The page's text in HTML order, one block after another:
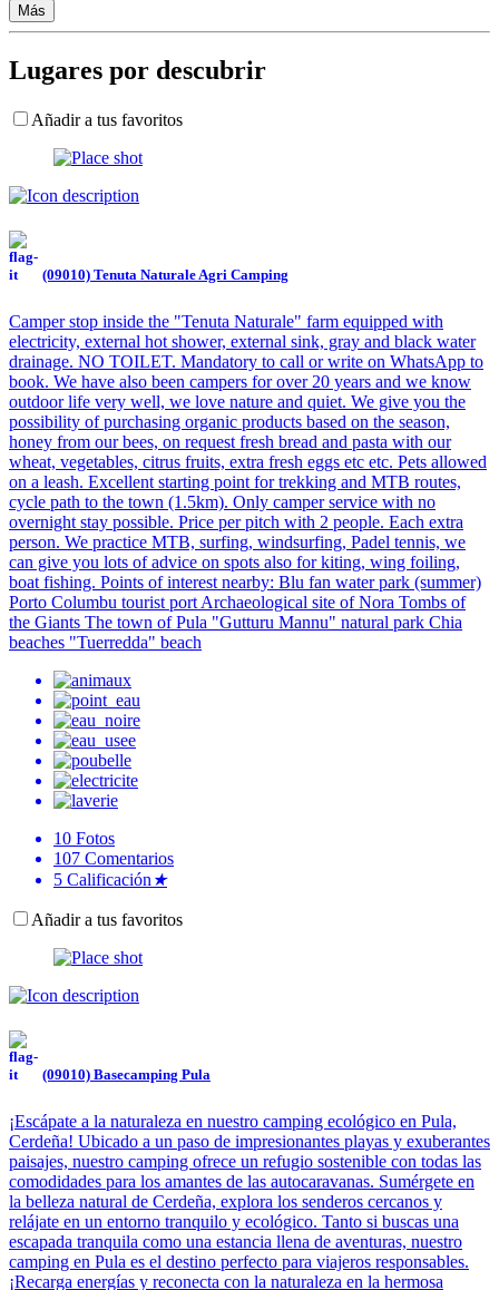
Más
Lugares por descubrir
Añadir a tus favoritos
(09010) Tenuta Naturale Agri Camping
Camper stop inside the "Tenuta Naturale" farm equipped with
electricity, external hot shower, external sink, gray and black water
drainage. NO TOILET. Mandatory to call or write on WhatsApp to
book. We have also been campers for over 20 years and we know
outdoor life very well, we love nature and quiet. We give you the
possibility of purchasing organic products based on the season,
honey from our bees, on request fresh bread and pasta with our
wheat, vegetables, citrus fruits, extra fresh eggs etc etc. Pets allowed
on a leash. Excellent starting point for trekking and MTB routes,
cycle path to the town (1.5km). Only camper service with no
overnight stay possible. Price per pitch with 2 people. Each extra
person. We practice MTB, surfing, windsurfing, Padel tennis, we
can give you lots of advice on spots also for kiting, wing foiling,
boat fishing. Points of interest nearby: Blu fan water park (summer)
Porto Columbu tourist port Archaeological site of Nora Tombs of
the Giants The town of Pula "Gutturu Mannu" natural park Chia
beaches "Tuerredda" beach
10 Fotos
107 Comentarios
5 Calificación ★
Añadir a tus favoritos
(09010) Basecamping Pula
¡Escápate a la naturaleza en nuestro camping ecológico en Pula,
Cerdeña! Ubicado a un paso de impresionantes playas y exuberantes
paisajes, nuestro camping ofrece un refugio sostenible con todas las
comodidades para los amantes de las autocaravanas. Sumérgete en
la belleza natural de Cerdeña, explora los senderos cercanos y
relájate en un entorno tranquilo y ecológico. Tanto si buscas una
escapada tranquila como una estancia llena de aventuras, nuestro
camping en Pula es el destino perfecto para viajeros responsables.
¡Recarga energías y reconecta con la naturaleza en la hermosa